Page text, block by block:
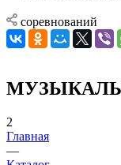
соревнований
2
Главная
—